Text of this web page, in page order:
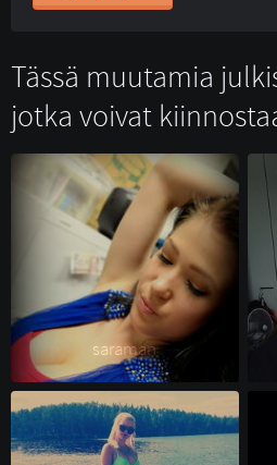
Tässä muutamia
jotka voivat
saraman